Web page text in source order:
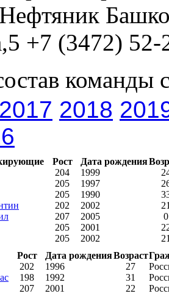
+7 (3472)
команды
2017 2018
Рост Дата рождения
204 1999
205 1997
205 1990
202 2002
207 2005
0
205 2001
205 2002
Рост Дата рожденияВозраст
202 1996 27
198 1992 31
207 2001 22